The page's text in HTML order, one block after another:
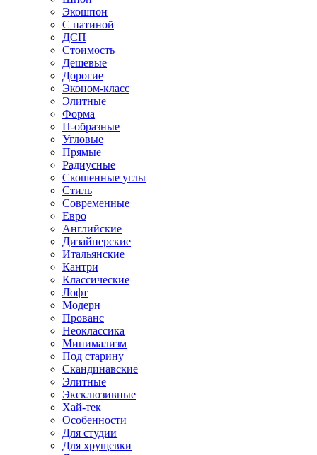
Экошпон
С патиной
ДСП
Стоимость
Дешевые
Дорогие
Эконом-класс
Элитные
Форма
П-образные
Угловые
Прямые
Радиусные
Скошенные углы
Стиль
Современные
Евро
Английские
Дизайнерские
Итальянские
Кантри
Классические
Лофт
Модерн
Прованс
Неоклассика
Минимализм
Под старину
Скандинавские
Элитные
Эксклюзивные
Хай-тек
Особенности
Для студии
Для хрущевки